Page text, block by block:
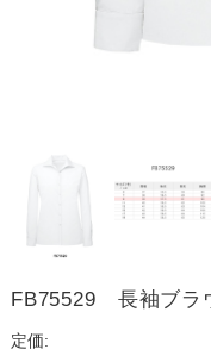
FB75529 長袖ブ
定価: